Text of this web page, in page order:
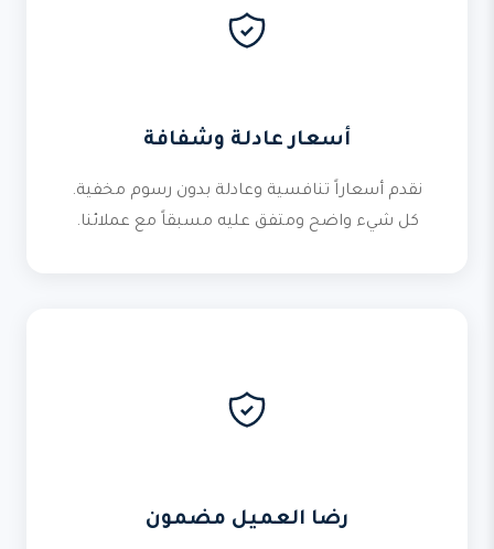
أسعار عادلة وشفافة
نقدم أسعاراً تنافسية وعادلة بدون رسوم مخفية.
كل شيء واضح ومتفق عليه مسبقاً مع عملائنا.
رضا العميل مضمون